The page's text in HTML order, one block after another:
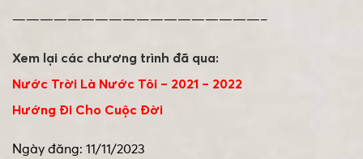
——————————————————–
Xem lại các chương trình đã qua:
Nước Trời Là Nước Tôi – 2021 – 2022
Hướng Đi Cho Cuộc Đời
Ngày đăng: 11/11/2023